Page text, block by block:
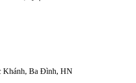
Khánh, Ba Đình, HN